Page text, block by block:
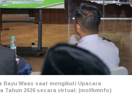
Bayu Waas saat mengikuti Upacara
Tahun 2026 secara virtual. (mol/kmnfo)